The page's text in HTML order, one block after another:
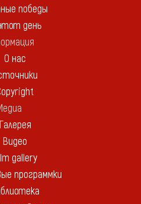
победы
день
О нас
Галерея
Видео
gallery
программки